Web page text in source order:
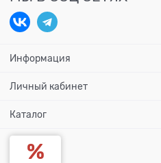
Информация
Личный кабинет
Каталог